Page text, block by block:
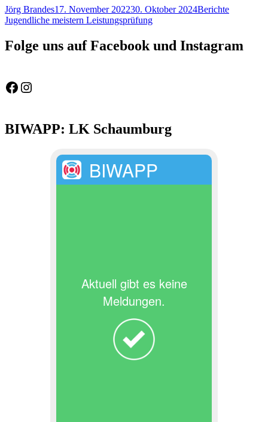
Autor
Jörg BrandesVeröffentlicht
am
17. November 202230. Oktober 2024Kategorien
Berichte
Jugendliche meistern Leistungsprüfung
Folge uns auf Facebook und Instagram
Feuerwehr Gemeinde Wölpinghausen
fw_gemeinde_woelpinghausen
BIWAPP: LK Schaumburg
BIWAPP
Aktuell gibt es keine
Meldungen.